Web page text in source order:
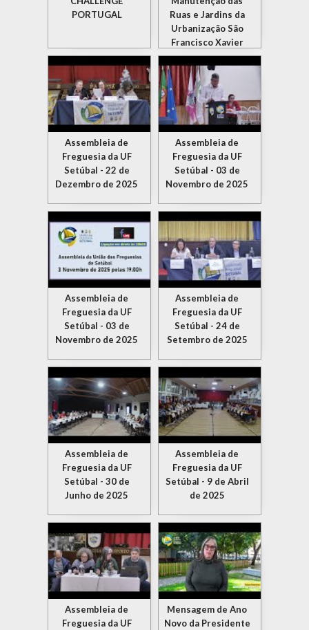
PORTUGAL
Ruas e Jardins da
Urbanização São
Francisco Xavier
Assembleia de
Freguesia da UF
Setúbal - 22 de
Dezembro de 2025
Assembleia de
Freguesia da UF
Setúbal - 03 de
Novembro de 2025
Assembleia de
Freguesia da UF
Setúbal - 03 de
Novembro de 2025
Assembleia de
Freguesia da UF
Setúbal - 24 de
Setembro de 2025
Assembleia de
Freguesia da UF
Setúbal - 30 de
Junho de 2025
Assembleia de
Freguesia da UF
Setúbal - 9 de Abril
de 2025
Assembleia de
Freguesia da UF
Mensagem de Ano
Novo da Presidente